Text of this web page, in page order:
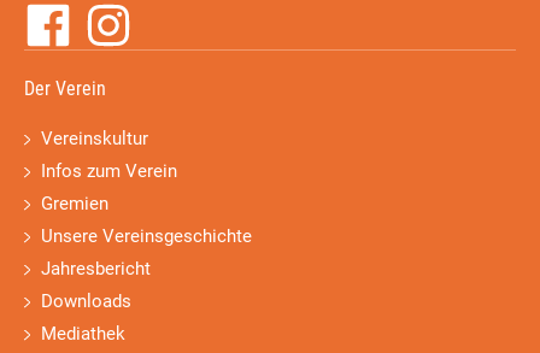
Der Verein
Vereinskultur
Infos zum Verein
Gremien
Unsere Vereinsgeschichte
Jahresbericht
Downloads
Mediathek